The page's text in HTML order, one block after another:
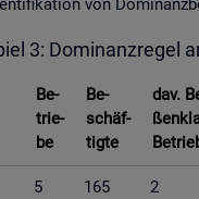
von
3: Do­mi­nanz­re­gel
Be­
trie­
be
Be­
schäf­
tig­te
dav.
5 165 2